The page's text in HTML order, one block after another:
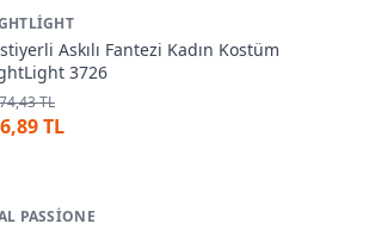
Askılı Fantezi Kadın Kostüm
3726
TL
TL
PASSIONE